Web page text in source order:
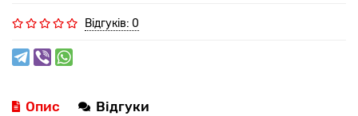
Відгуків: 0
Опис Відгуки